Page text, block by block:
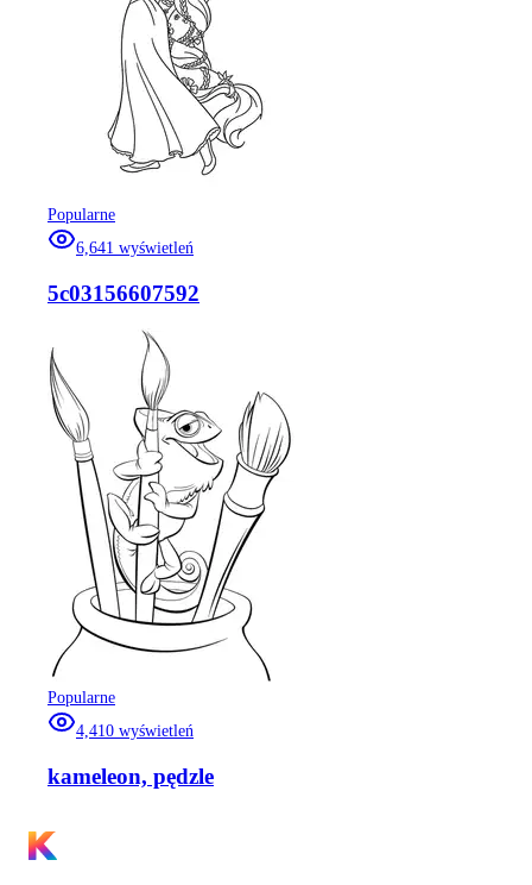
Popularne
6,641 wyświetleń
5c03156607592
Popularne
4,410 wyświetleń
kameleon, pędzle